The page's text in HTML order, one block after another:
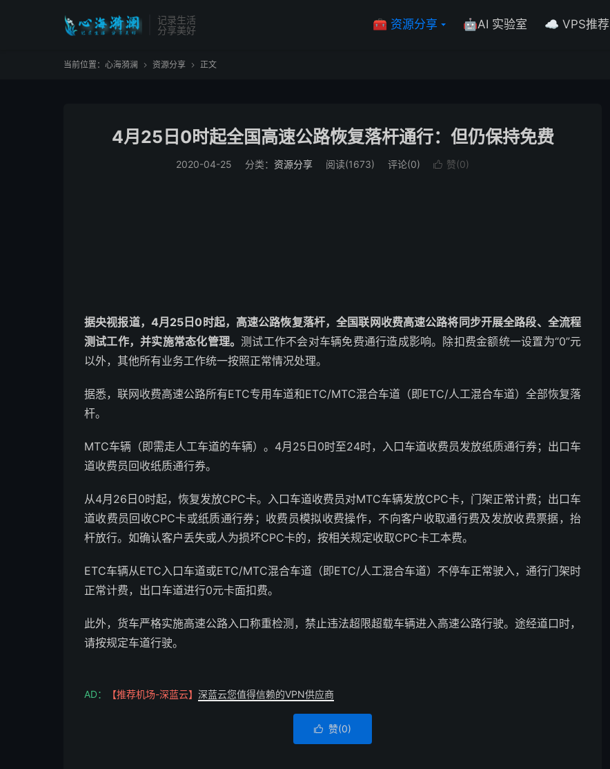
记录生活
分享美好
🧰 资源分享 🤖AI 实验室 ☁️ VPS推荐
当前位置： 心海漪澜  资源分享  正文
4月25日0时起全国高速公路恢复落杆通行：但仍保持免费
2020-04-25 分类： 资源分享 阅读(1673) 评论(0)  赞(0)
据央视报道，4月25日0时起，高速公路恢复落杆，全国联网收费高速公路将同步开展全路段、全流程
测试工作，并实施常态化管理。测试工作不会对车辆免费通行造成影响。除扣费金额统一设置为“0”元
以外，其他所有业务工作统一按照正常情况处理。
据悉，联网收费高速公路所有ETC专用车道和ETC/MTC混合车道（即ETC/人工混合车道）全部恢复落
杆。
MTC车辆（即需走人工车道的车辆）。4月25日0时至24时，入口车道收费员发放纸质通行券；出口车
道收费员回收纸质通行券。
从4月26日0时起，恢复发放CPC卡。入口车道收费员对MTC车辆发放CPC卡，门架正常计费；出口车
道收费员回收CPC卡或纸质通行券；收费员模拟收费操作，不向客户收取通行费及发放收费票据，抬
杆放行。如确认客户丢失或人为损坏CPC卡的，按相关规定收取CPC卡工本费。
ETC车辆从ETC入口车道或ETC/MTC混合车道（即ETC/人工混合车道）不停车正常驶入，通行门架时
正常计费，出口车道进行0元卡面扣费。
此外，货车严格实施高速公路入口称重检测，禁止违法超限超载车辆进入高速公路行驶。途经道口时，
请按规定车道行驶。
AD： 【推荐机场-深蓝云】 深蓝云您值得信赖的VPN供应商
 赞(0)